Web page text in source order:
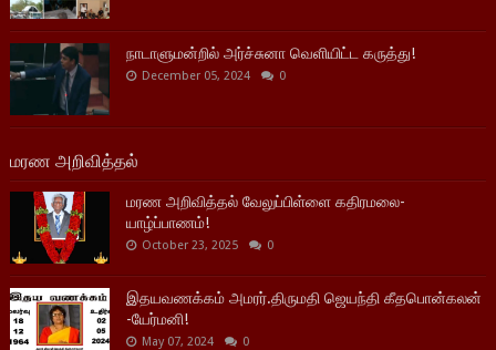
நாடாளுமன்றில் அர்ச்சுனா வெளியிட்ட கருத்து!
December 05, 2024 0
மரண அறிவித்தல்
மரண அறிவித்தல் வேலுப்பிள்ளை கதிரமலை-
யாழ்ப்பாணம்!
October 23, 2025 0
இதயவணக்கம் அமரர்.திருமதி ஜெயந்தி கீதபொன்கலன்
-யேர்மனி!
May 07, 2024 0